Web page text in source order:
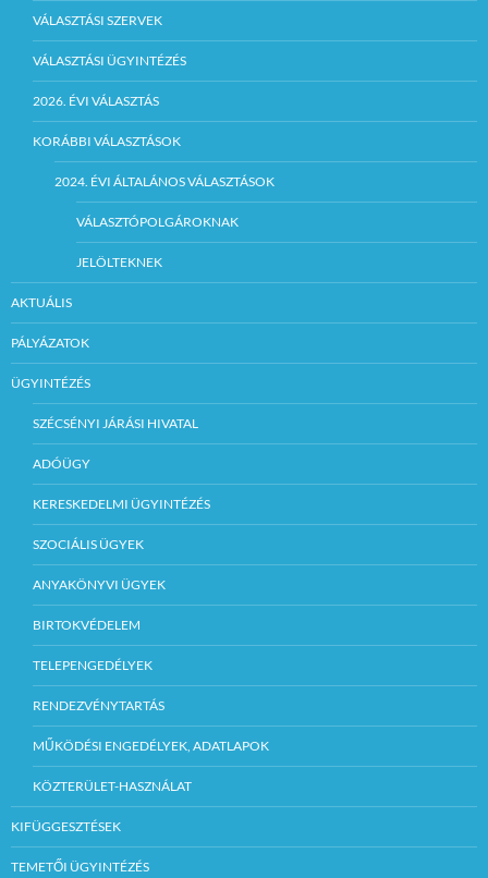
VÁLASZTÁSI SZERVEK
VÁLASZTÁSI ÜGYINTÉZÉS
2026. ÉVI VÁLASZTÁS
KORÁBBI VÁLASZTÁSOK
2024. ÉVI ÁLTALÁNOS VÁLASZTÁSOK
VÁLASZTÓPOLGÁROKNAK
JELÖLTEKNEK
AKTUÁLIS
PÁLYÁZATOK
ÜGYINTÉZÉS
SZÉCSÉNYI JÁRÁSI HIVATAL
ADÓÜGY
KERESKEDELMI ÜGYINTÉZÉS
SZOCIÁLIS ÜGYEK
ANYAKÖNYVI ÜGYEK
BIRTOKVÉDELEM
TELEPENGEDÉLYEK
RENDEZVÉNYTARTÁS
MŰKÖDÉSI ENGEDÉLYEK, ADATLAPOK
KÖZTERÜLET-HASZNÁLAT
KIFÜGGESZTÉSEK
TEMETŐI ÜGYINTÉZÉS